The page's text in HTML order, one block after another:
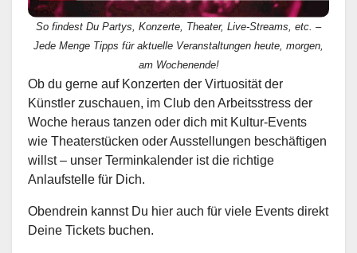
So findest Du Partys, Konzerte, Theater, Live-Streams, etc. –
Jede Menge Tipps für aktuelle Veranstaltungen heute, morgen,
am Wochenende!
Ob du gerne auf Konzerten der Virtuosität der
Künstler zuschauen, im Club den Arbeitsstress der
Woche heraus tanzen oder dich mit Kultur-Events
wie Theaterstücken oder Ausstellungen beschäftigen
willst – unser Terminkalender ist die richtige
Anlaufstelle für Dich.
Obendrein kannst Du hier auch für viele Events direkt
Deine Tickets buchen.